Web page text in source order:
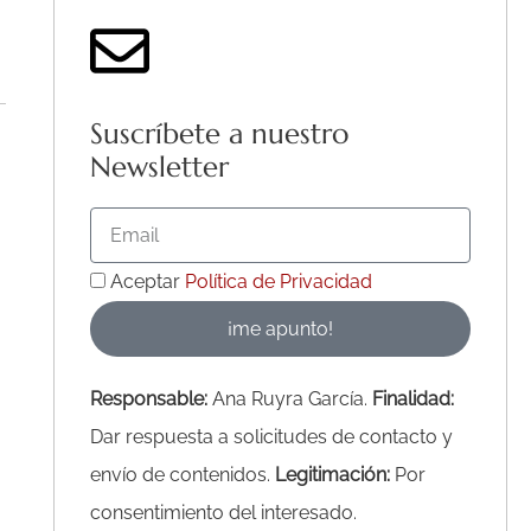
Suscríbete a nuestro
Newsletter
Email
Acepto
la
Política
de
Privacidad
Aceptar Política de Privacidad
¡me apunto!
Responsable:Ana Ruyra García. Finalidad:
Dar respuesta a solicitudes de contacto y
envío de contenidos. Legitimación:Por
consentimiento del interesado.